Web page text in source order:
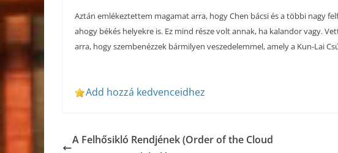
Aztán emlékeztettem magamat arra, hogy Chen bácsi és a többi nagy
ahogy békés helyekre is. Ez mind része volt annak, ha kalandor vagy.
arra, hogy szembenézzek bármilyen veszedelemmel, amely a Kun-Lai
Add hozzá kedvenceidhez
A Felhősikló Rendjének (Order of the Cloud